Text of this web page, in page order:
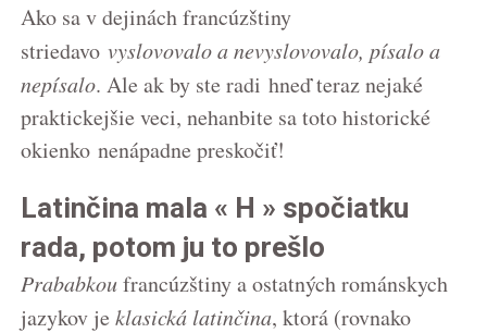
Ako sa v dejinách francúzštiny
striedavo vyslovovalo a nevyslovovalo, písalo a
nepísalo. Ale ak by ste radi hneď teraz nejaké
praktickejšie veci, nehanbite sa toto historické
okienko nenápadne preskočiť!
Latinčina mala « H » spočiatku
rada, potom ju to prešlo
Prababkoufrancúzštiny a ostatných románskych
jazykov je klasická latinčina, ktorá (rovnako